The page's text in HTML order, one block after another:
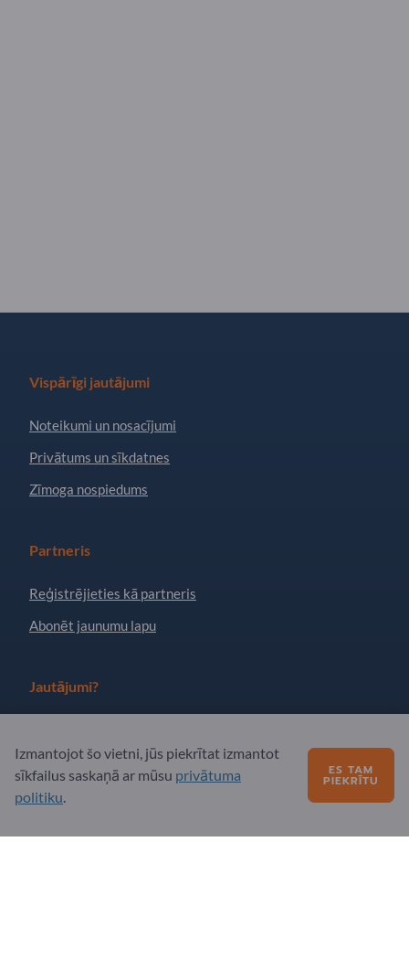
Vispārīgi jautājumi
Noteikumi un nosacījumi
Privātums un sīkdatnes
Zīmoga nospiedums
Partneris
Reģistrējieties kā partneris
Abonēt jaunumu lapu
Jautājumi?
Mūsu pakalpojumu piedāvājums
Par mums
Izmantojot šo vietni, jūs piekrītat izmantot
sīkfailus saskaņā ar mūsu privātuma
politiku.
ES TAM
PIEKRĪTU